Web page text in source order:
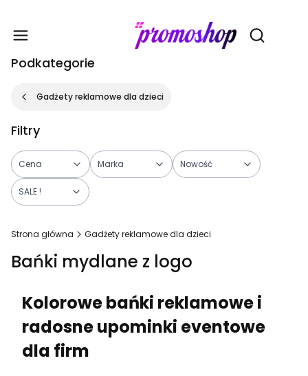
Otwórz
Podkategorie
Gadżety reklamowe dla dzieci
Filtry
Cena Marka Nowość
SALE !
Strona główna Gadżety reklamowe dla dzieci
Bańki mydlane z logo
Kolorowe bańki reklamowe i
radosne upominki eventowe
dla firm